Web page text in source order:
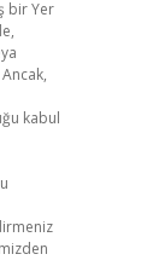
bir Yer
kabul